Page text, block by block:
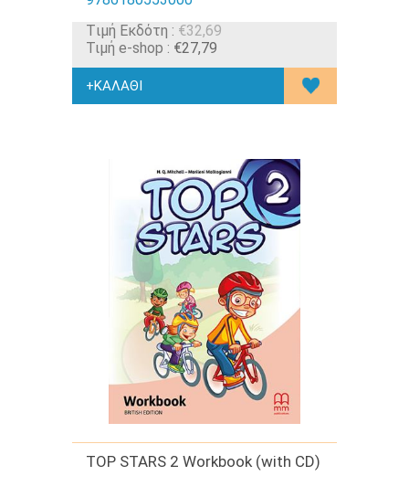
Tιμή Εκδότη : €32,69
Τιμή e-shop : €27,79
TOP STARS 2 Workbook (with CD)